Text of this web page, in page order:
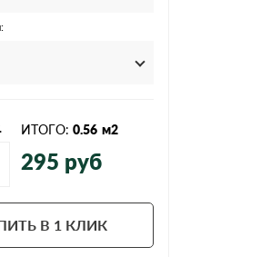
ИТОГО: 0.56 м2
295 руб
В 1 КЛИК